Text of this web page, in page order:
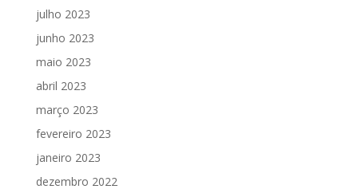
julho 2023
junho 2023
maio 2023
abril 2023
março 2023
fevereiro 2023
janeiro 2023
dezembro 2022